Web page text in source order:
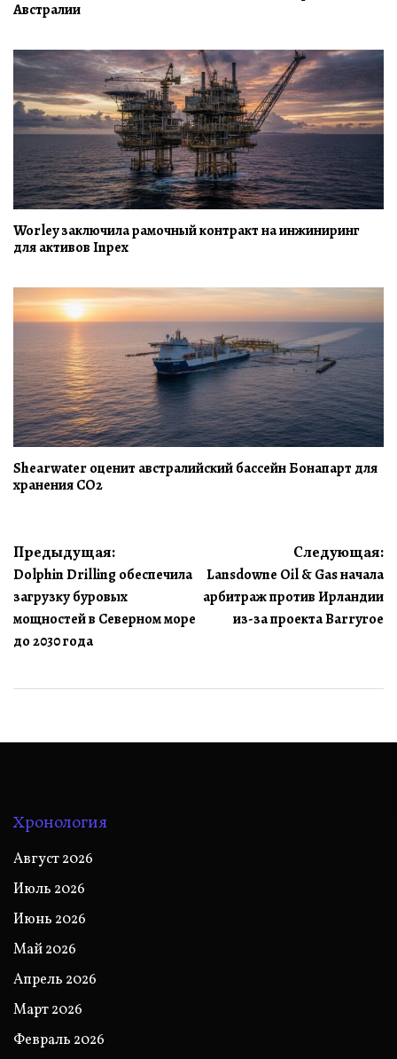
Австралии
Worley заключила рамочный контракт на инжиниринг
для активов Inpex
Shearwater оценит австралийский бассейн Бонапарт для
хранения CO2
Навигация
по
записям
Предыдущая:
Dolphin Drilling обеспечила
загрузку буровых
мощностей в Северном море
до 2030 года
Следующая:
Lansdowne Oil & Gas начала
арбитраж против Ирландии
из-за проекта Barryroe
Хронология
Август 2026
Июль 2026
Июнь 2026
Май 2026
Апрель 2026
Март 2026
Февраль 2026